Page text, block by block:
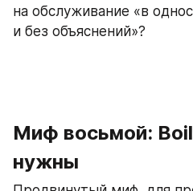
на обслуживание «в
и без объяснений»?
Миф восьмой:
нужны